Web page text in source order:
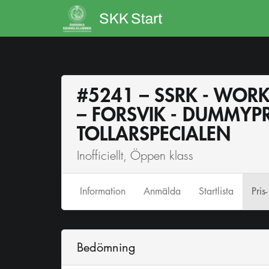
#5241 – SSRK -
– FORSVIK -
TOLLARSPECIALEN
Inofficiellt, Öppen klass
Information Anmälda Startlista
Bedömning